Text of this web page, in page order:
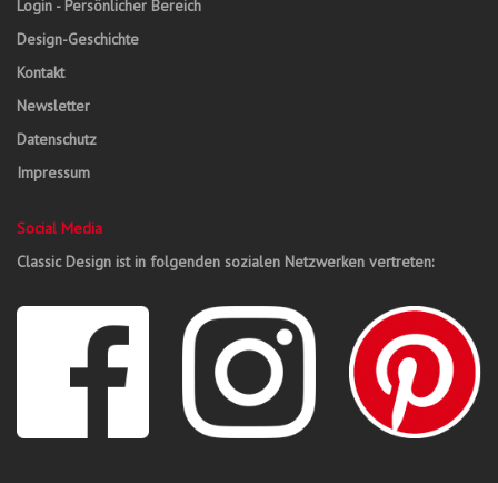
Login - Persönlicher Bereich
Design-Geschichte
Kontakt
Newsletter
Datenschutz
Impressum
Social Media
Classic Design ist in folgenden sozialen Netzwerken vertreten: